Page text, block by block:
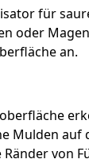
für
oder
an.
Mulden auf
von